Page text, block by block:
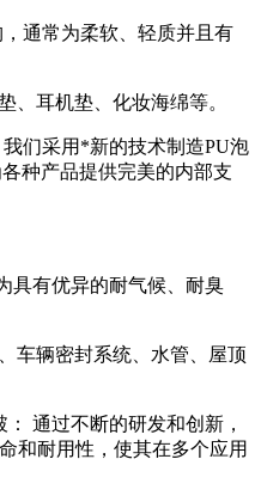
通常为柔软、轻质并且有
、耳机垫、化妆海绵等。
们采用*新的技术制造PU泡
种产品提供完美的内部支
具有优异的耐气候、耐臭
车辆密封系统、水管、屋顶
通过不断的研发和创新，
和耐用性，使其在多个应用